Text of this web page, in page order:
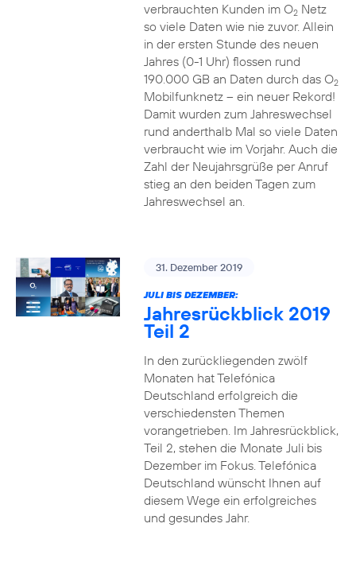
verbrauchten Kunden im O2Netz
so viele Daten wie nie zuvor. Allein
in der ersten Stunde des neuen
Jahres (0-1 Uhr) flossen rund
190.000 GB an Daten durch das O2
Mobilfunknetz – ein neuer Rekord!
Damit wurden zum Jahreswechsel
rund anderthalb Mal so viele Daten
verbraucht wie im Vorjahr. Auch die
Zahl der Neujahrsgrüße per Anruf
stieg an den beiden Tagen zum
Jahreswechsel an.
31. Dezember 2019
JULI BIS DEZEMBER:
Jahresrückblick 2019
Teil 2
In den zurückliegenden zwölf
Monaten hat Telefónica
Deutschland erfolgreich die
verschiedensten Themen
vorangetrieben. Im Jahresrückblick,
Teil 2, stehen die Monate Juli bis
Dezember im Fokus. Telefónica
Deutschland wünscht Ihnen auf
diesem Wege ein erfolgreiches
und gesundes Jahr.